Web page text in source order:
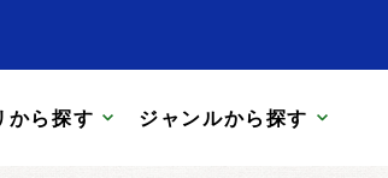
から探す ジャンルから探す